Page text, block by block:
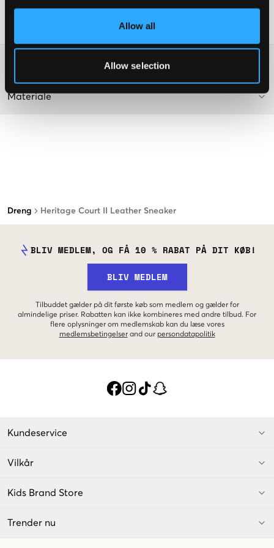
Allow all
Allow selection
Dreng Heritage Court II Leather Sneaker
Materiale
BLIV MEDLEM, OG FÅ 10 % RABAT PÅ DIT KØB!
BLIV MEDLEM
Tilbuddet gælder på dit første køb som medlem og gælder for
almindelige priser. Rabatten kan ikke kombineres med andre tilbud. For
flere oplysninger om medlemskab kan du læse vores
medlemsbetingelser and our persondatapolitik
Kundeservice
Vilkår
Kids Brand Store
Trender nu